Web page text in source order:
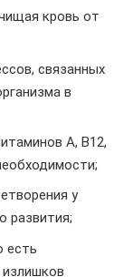
кровь от
связанных
в
А, В12,
у
развития;
есть